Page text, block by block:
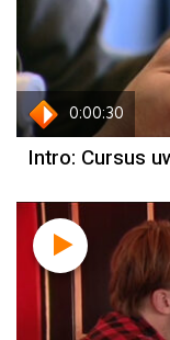
0:00:30
Intro: Cursus